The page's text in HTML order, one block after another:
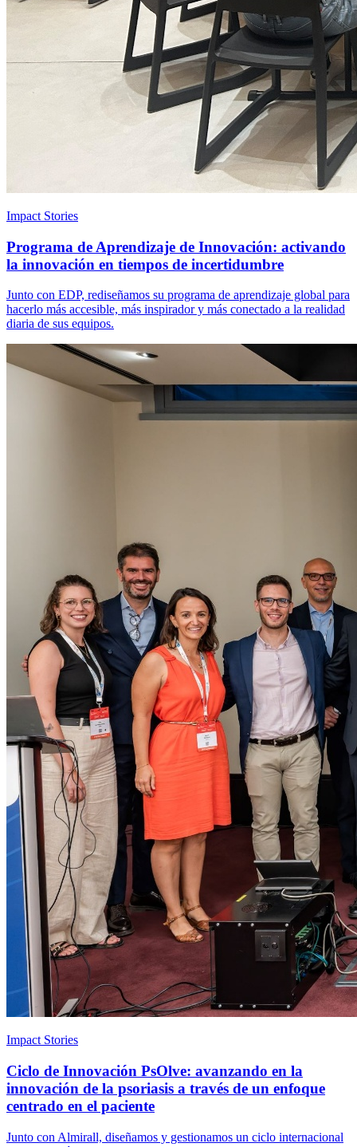
Impact Stories
Programa de Aprendizaje de Innovación: activando
la innovación en tiempos de incertidumbre
Junto con EDP, rediseñamos su programa de aprendizaje global para
hacerlo más accesible, más inspirador y más conectado a la realidad
diaria de sus equipos.
Impact Stories
Ciclo de Innovación PsOlve: avanzando en la
innovación de la psoriasis a través de un enfoque
centrado en el paciente
Junto con Almirall, diseñamos y gestionamos un ciclo internacional